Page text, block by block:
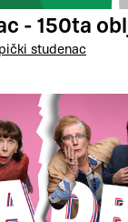
- 150ta
studenac